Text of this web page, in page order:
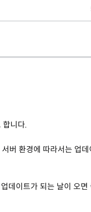
합니다.
버 환경에 따라서는 업데
데이트가 되는 날이 오면